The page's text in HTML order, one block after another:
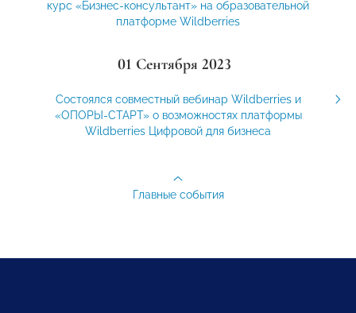
курс «Бизнес-консультант» на образовательной
платформе Wildberries
01 Сентября 2023
Состоялся совместный вебинар Wildberries и
«ОПОРЫ-СТАРТ» о возможностях платформы
Wildberries Цифровой для бизнеса
Главные события